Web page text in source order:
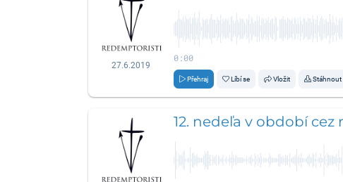
27.6.2019
0:00
Přehraj Líbí se Vložit Stáhnout
12. nedeľa v období cez